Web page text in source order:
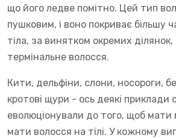
що його ледве помітно. Цей тип
пушковим, і воно покриває більшу
тіла, за винятком окремих ділянок,
термінальне волосся.
Кити, дельфіни, слони, носороги,
кротові щури - ось деякі приклади
еволюціонували до того, щоб мати
мати волосся на тілі. У кожному